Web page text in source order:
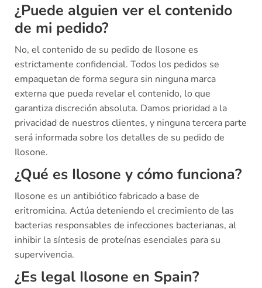
¿Puede alguien ver el contenido
de mi pedido?
No, el contenido de su pedido de Ilosone es
estrictamente confidencial. Todos los pedidos se
empaquetan de forma segura sin ninguna marca
externa que pueda revelar el contenido, lo que
garantiza discreción absoluta. Damos prioridad a la
privacidad de nuestros clientes, y ninguna tercera parte
será informada sobre los detalles de su pedido de
Ilosone.
¿Qué es Ilosone y cómo funciona?
Ilosone es un antibiótico fabricado a base de
eritromicina. Actúa deteniendo el crecimiento de las
bacterias responsables de infecciones bacterianas, al
inhibir la síntesis de proteínas esenciales para su
supervivencia.
¿Es legal Ilosone en Spain?